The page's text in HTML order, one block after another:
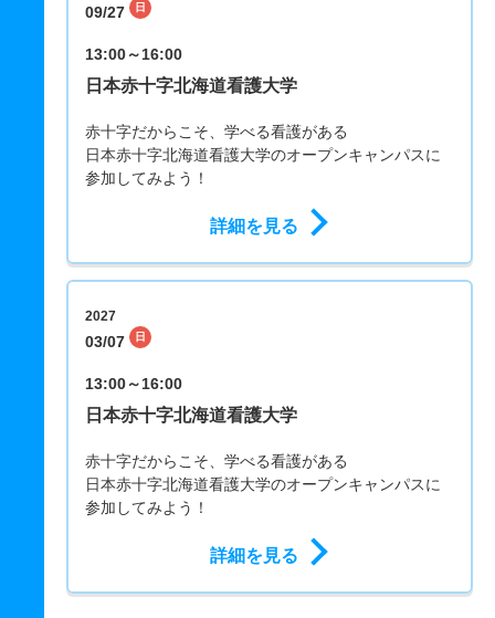
09/27 日
13:00～16:00
日本赤十字北海道看護大学
赤十字だからこそ、学べる看護がある
日本赤十字北海道看護大学のオープンキャンパスに
参加してみよう！
詳細を見る
2027
03/07 日
13:00～16:00
日本赤十字北海道看護大学
赤十字だからこそ、学べる看護がある
日本赤十字北海道看護大学のオープンキャンパスに
参加してみよう！
詳細を見る